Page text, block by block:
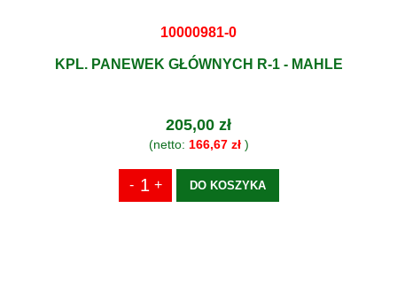
10000981-0
KPL. PANEWEK GŁÓWNYCH R-1 - MAHLE
205,00 zł
(netto: 166,67 zł)
DO KOSZYKA